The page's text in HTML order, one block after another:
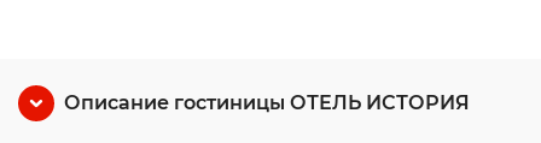
Описание гостиницы ОТЕЛЬ ИСТОРИЯ